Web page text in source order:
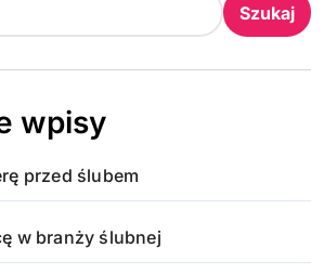
Szukaj
wpisy
przed ślubem
w branży ślubnej